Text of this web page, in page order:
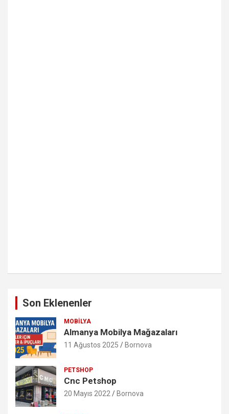
Son Eklenenler
MOBILYA
Almanya Mobilya Mağazaları
11 Ağustos 2025 Bornova
PETSHOP
Cnc Petshop
20 Mayıs 2022 Bornova